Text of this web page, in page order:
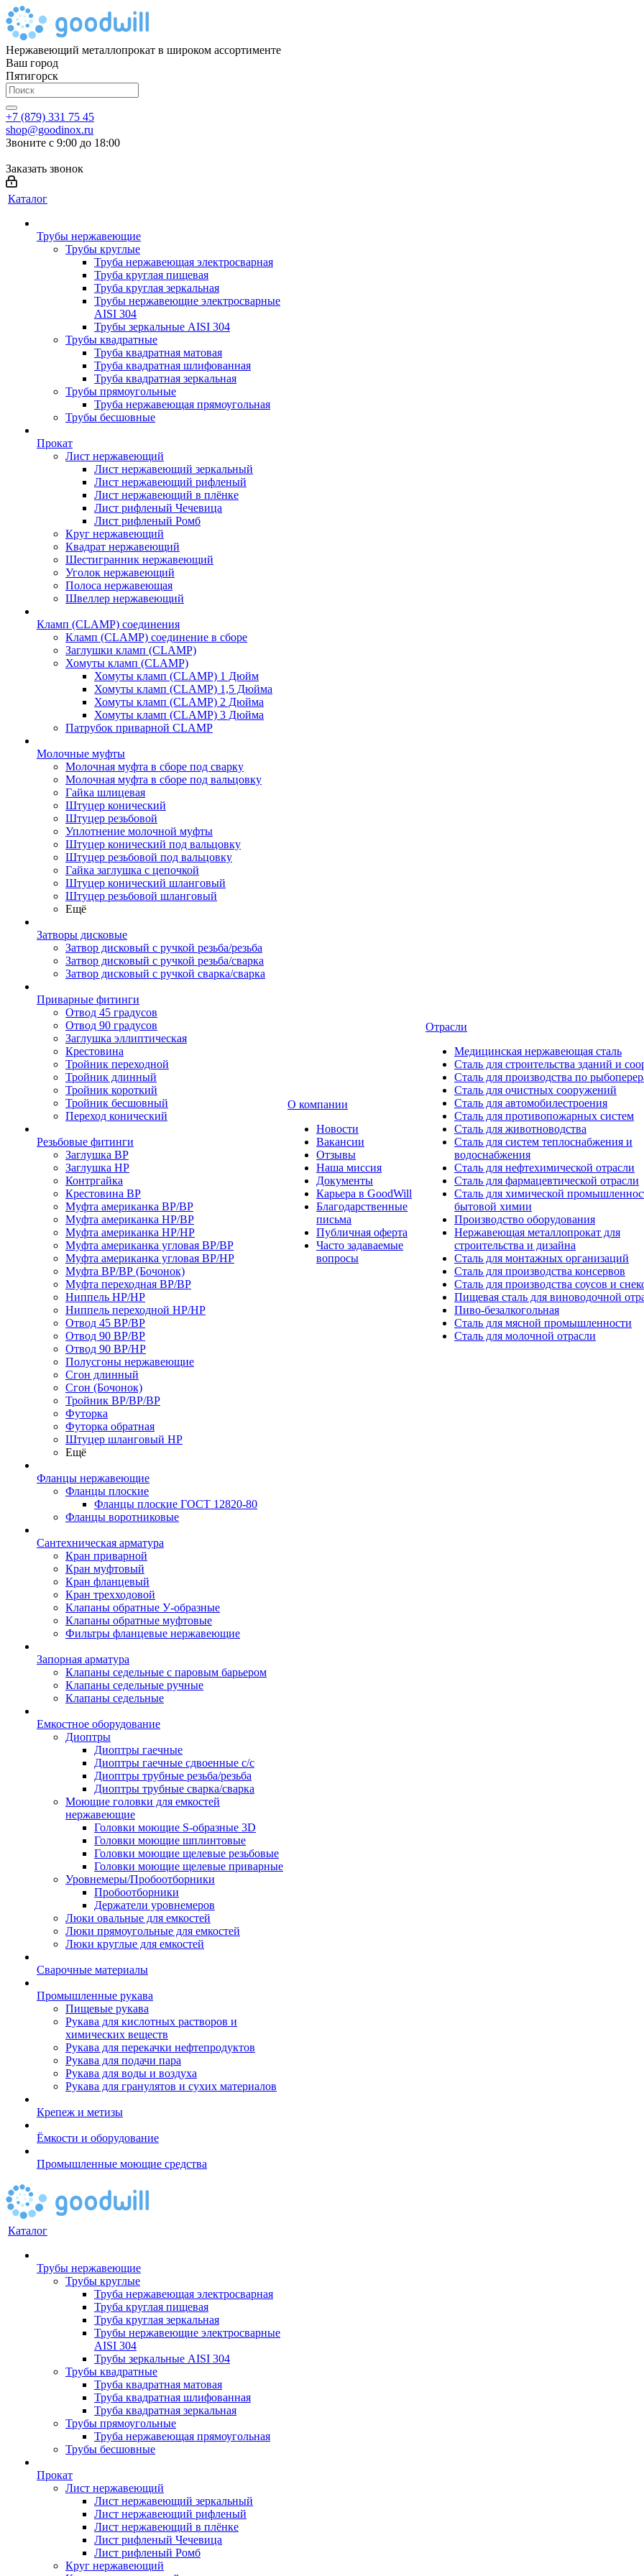
Нержавеющий металлопрокат в широком ассортименте
Ваш город
Пятигорск
+7 (879) 331 75 45
shop@goodinox.ru
Звоните с 9:00 до 18:00
Заказать звонок
Каталог
Трубы нержавеющие
Трубы круглые
Труба нержавеющая электросварная
Труба круглая пищевая
Труба круглая зеркальная
Трубы нержавеющие электросварные
AISI 304
Трубы зеркальные AISI 304
Трубы квадратные
Труба квадратная матовая
Труба квадратная шлифованная
Труба квадратная зеркальная
Трубы прямоугольные
Труба нержавеющая прямоугольная
Трубы бесшовные
Прокат
Лист нержавеющий
Лист нержавеющий зеркальный
Лист нержавеющий рифленый
Лист нержавеющий в плёнке
Лист рифленый Чечевица
Лист рифленый Ромб
Круг нержавеющий
Квадрат нержавеющий
Шестигранник нержавеющий
Уголок нержавеющий
Полоса нержавеющая
Швеллер нержавеющий
Кламп (CLAMP) соединения
Кламп (CLAMP) соединение в сборе
Заглушки кламп (CLAMP)
Хомуты кламп (CLAMP)
Хомуты кламп (CLAMP) 1 Дюйм
Хомуты кламп (CLAMP) 1,5 Дюйма
Хомуты кламп (CLAMP) 2 Дюйма
Хомуты кламп (CLAMP) 3 Дюйма
Патрубок приварной CLAMP
Молочные муфты
Молочная муфта в сборе под сварку
Молочная муфта в сборе под вальцовку
Гайка шлицевая
Штуцер конический
Штуцер резьбовой
Уплотнение молочной муфты
Штуцер конический под вальцовку
Штуцер резьбовой под вальцовку
Гайка заглушка с цепочкой
Штуцер конический шланговый
Штуцер резьбовой шланговый
Ещё
Затворы дисковые
Затвор дисковый с ручкой резьба/резьба
Затвор дисковый с ручкой резьба/сварка
Затвор дисковый с ручкой сварка/сварка
Приварные фитинги
Отвод 45 градусов
Отвод 90 градусов
Заглушка эллиптическая
Крестовина
Тройник переходной
Тройник длинный
Тройник короткий
Тройник бесшовный
Переход конический
Резьбовые фитинги
Заглушка ВР
Заглушка НР
Контргайка
Крестовина ВР
Муфта американка ВР/ВР
Муфта американка НР/ВР
Муфта американка НР/НР
Муфта американка угловая ВР/ВР
Муфта американка угловая ВР/НР
Муфта ВР/ВР (Бочонок)
Муфта переходная ВР/ВР
Ниппель НР/НР
Ниппель переходной НР/НР
Отвод 45 ВР/ВР
Отвод 90 ВР/ВР
Отвод 90 ВР/НР
Полусгоны нержавеющие
Сгон длинный
Сгон (Бочонок)
Тройник ВР/ВР/ВР
Футорка
Футорка обратная
Штуцер шланговый НР
Ещё
Фланцы нержавеющие
Фланцы плоские
Фланцы плоские ГОСТ 12820-80
Фланцы воротниковые
Сантехническая арматура
Кран приварной
Кран муфтовый
Кран фланцевый
Кран трехходовой
Клапаны обратные У-образные
Клапаны обратные муфтовые
Фильтры фланцевые нержавеющие
Запорная арматура
Клапаны седельные с паровым барьером
Клапаны седельные ручные
Клапаны седельные
Емкостное оборудование
Диоптры
Диоптры гаечные
Диоптры гаечные сдвоенные c/c
Диоптры трубные резьба/резьба
Диоптры трубные сварка/сварка
Моющие головки для емкостей
нержавеющие
Головки моющие S-образные 3D
Головки моющие шплинтовые
Головки моющие щелевые резьбовые
Головки моющие щелевые приварные
Уровнемеры/Пробоотборники
Пробоотборники
Держатели уровнемеров
Люки овальные для емкостей
Люки прямоугольные для емкостей
Люки круглые для емкостей
Сварочные материалы
Промышленные рукава
Пищевые рукава
Рукава для кислотных растворов и
химических веществ
Рукава для перекачки нефтепродуктов
Рукава для подачи пара
Рукава для воды и воздуха
Рукава для гранулятов и сухих материалов
Крепеж и метизы
Ёмкости и оборудование
Промышленные моющие средства
О компании
Новости
Вакансии
Отзывы
Наша миссия
Документы
Карьера в GoodWill
Благодарственные
письма
Публичная оферта
Часто задаваемые
вопросы
Отрасли
Медицинcкая нержавеющая сталь
Сталь для строительства зданий и
Сталь для производства по
Сталь для очистных сооружений
Сталь для автомобилестроения
Сталь для противопожарных систем
Сталь для животноводства
Сталь для систем теплоснабжения и
водоснабжения
Сталь для нефтехимической отрасли
Сталь для фармацевтической отрасли
Сталь для химической
бытовой химии
Производство оборудования
Нержавеющая металлопрокат для
строительства и дизайна
Сталь для монтажных организаций
Сталь для производства консервов
Сталь для производства соусов и
Пищевая сталь для виноводочной
Пиво-безалкогольная
Сталь для мясной промышленности
Сталь для молочной отрасли
Каталог
Трубы нержавеющие
Трубы круглые
Труба нержавеющая электросварная
Труба круглая пищевая
Труба круглая зеркальная
Трубы нержавеющие электросварные
AISI 304
Трубы зеркальные AISI 304
Трубы квадратные
Труба квадратная матовая
Труба квадратная шлифованная
Труба квадратная зеркальная
Трубы прямоугольные
Труба нержавеющая прямоугольная
Трубы бесшовные
Прокат
Лист нержавеющий
Лист нержавеющий зеркальный
Лист нержавеющий рифленый
Лист нержавеющий в плёнке
Лист рифленый Чечевица
Лист рифленый Ромб
Круг нержавеющий